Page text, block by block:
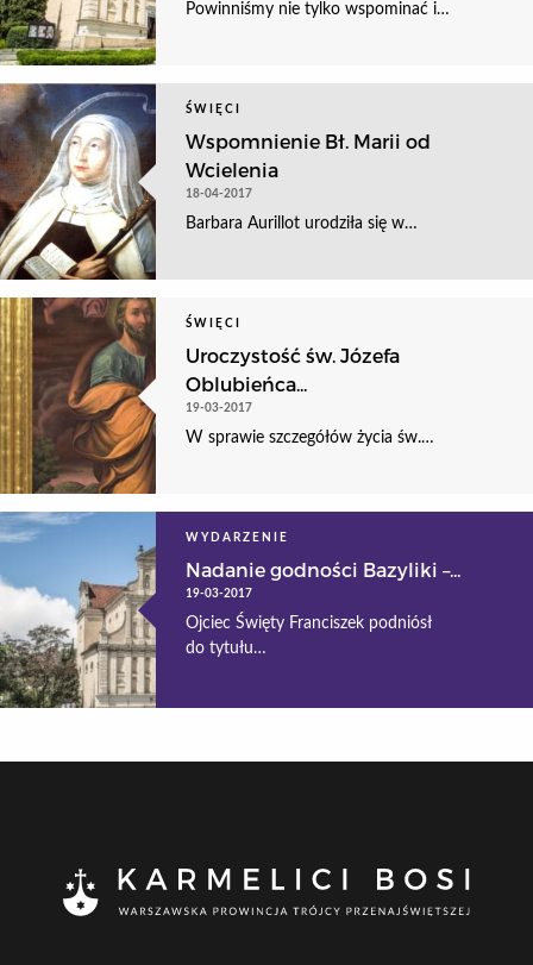
Powinniśmy nie tylko wspominać i…
ŚWIĘCI
Wspomnienie Bł. Marii od
Wcielenia
18-04-2017
Barbara Aurillot urodziła się w…
ŚWIĘCI
Uroczystość św. Józefa
Oblubieńca...
19-03-2017
W sprawie szczegółów życia św.…
WYDARZENIE
Nadanie godności Bazyliki –...
19-03-2017
Ojciec Święty Franciszek podniósł
do tytułu…